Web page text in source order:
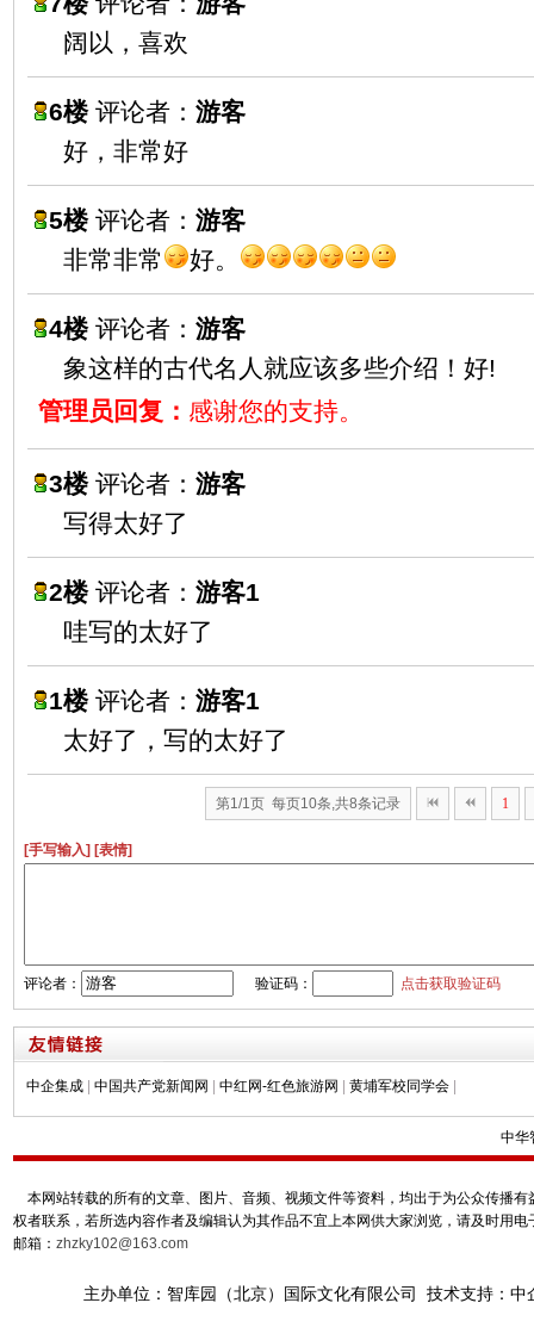
阔以，喜欢
6楼评论者： 游客
好，非常好
5楼评论者： 游客
非常非常
好。
4楼评论者： 游客
象这样的古代名人就应该多些介绍！好!
管理员回复： 感谢您的支持。
3楼评论者： 游客
写得太好了
2楼评论者： 游客1
哇写的太好了
1楼评论者： 游客1
太好了，写的太好了
第1/1页 每页10条,共8条记录 1
[手写输入] [表情]
评论者： 验证码： 点击获取验证码
中企集成 中国共产党新闻网 中红网-红色旅游网 黄埔军校同学会
中华
本网站转载的所有的文章、图片、音频、视频文件等资料，均出于为公众传播
权者联系，若所选内容作者及编辑认为其作品不宜上本网供大家浏览，请及时用
邮箱： zhzky102@163.com
主办单位：智库园（北京）国际文化有限公司 技术支持：